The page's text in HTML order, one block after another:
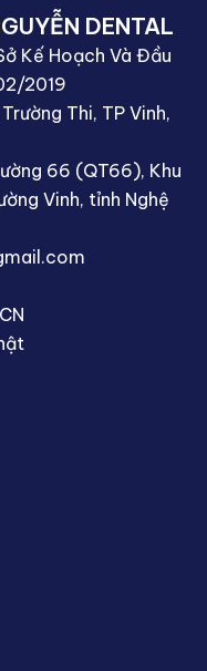
DENTAL
Kế Hoạch Và Đầu
2019
Thi, TP Vinh,
66 (QT66), Khu
Vinh, tỉnh Nghệ